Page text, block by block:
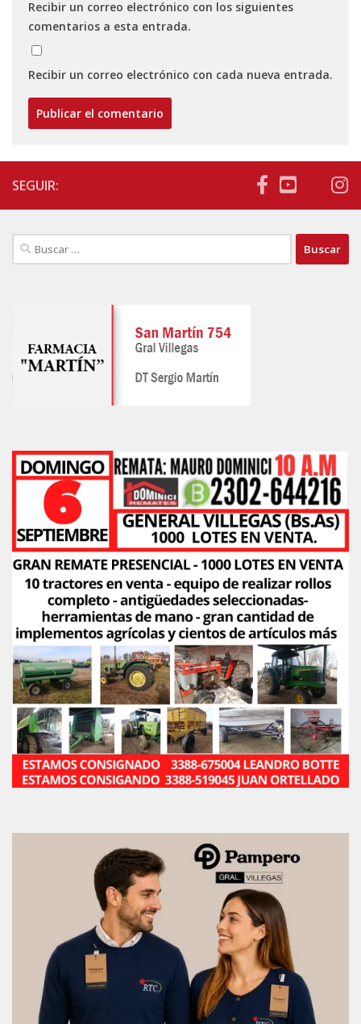
Recibir un correo electrónico con los siguientes
comentarios a esta entrada.
Recibir un correo electrónico con cada nueva entrada.
SEGUIR:
Buscar: